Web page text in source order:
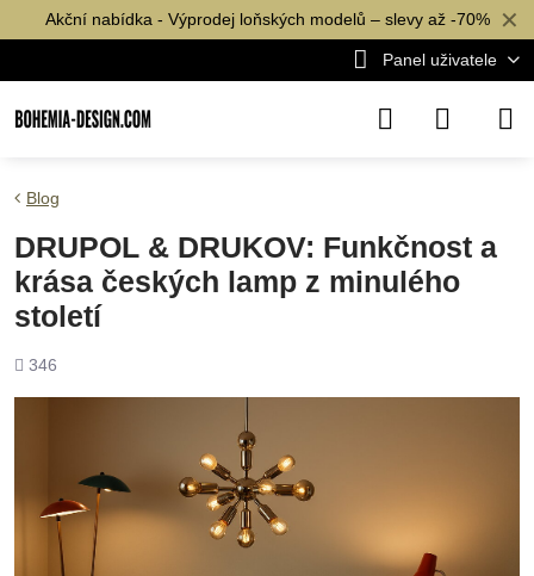
✕
Akční nabídka - Výprodej loňských modelů – slevy až -70%
Panel uživatele
Blog
DRUPOL & DRUKOV: Funkčnost a
krása českých lamp z minulého
století
Počet
346